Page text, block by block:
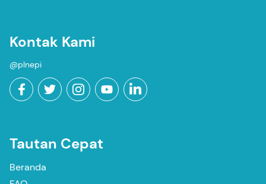
Kontak Kami
@plnepi
Tautan Cepat
Beranda